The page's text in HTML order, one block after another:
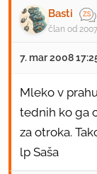
Basti
član od 2007
7. mar 2008
Mleko v
tednih ko ga
za otroka.
lp Saša